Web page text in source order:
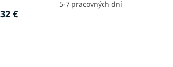
5-7 pracovných dní
32 €